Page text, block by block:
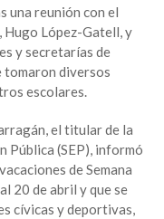
una reunión con el
Hugo López-Gatell, y
y secretarías de
tomaron diversos
escolares.
el titular de la
Pública (SEP), informó
de Semana
20 de abril y que se
cívicas y deportivas,